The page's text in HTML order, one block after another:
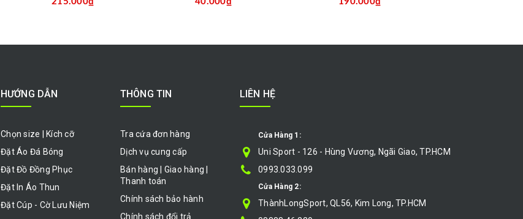
HƯỚNG DẪN
Chọn size | Kích cỡ
Đặt Áo Đá Bóng
Đặt Đồ Đồng Phục
Đặt In Áo Thun
Đặt Cúp - Cờ Lưu Niệm
THÔNG TIN
Tra cứa đơn hàng
Dịch vụ cung cấp
Bán hàng | Giao hàng |
Thanh toán
Chính sách bảo hành
Chính sách đổi trả
LIÊN HỆ
Cửa Hàng 1:
Uni Sport - 126 - Hùng Vương, Ngãi Giao, TP.HCM
0993.033.099
Cửa Hàng 2:
ThànhLongSport, QL56, Kim Long, TP.HCM